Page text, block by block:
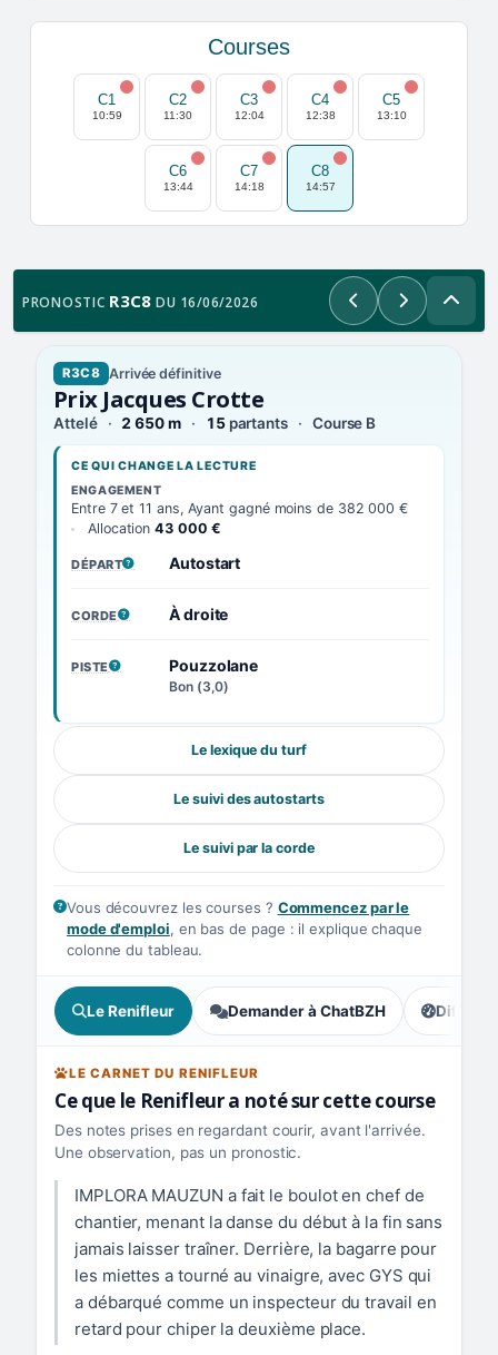
Courses
C1
10:59
C2
11:30
C3
12:04
C4
12:38
C5
13:10
C6
13:44
C7
14:18
C8
14:57
PRONOSTIC R3C8 DU 16/06/2026 PrécédentSuivant
R3C8 Arrivée définitive
Prix Jacques Crotte
Attelé 2 650 m 15partants Course B
CE QUI CHANGE LA LECTURE
ENGAGEMENT
Entre 7 et 11 ans, Ayant gagné moins de 382 000 €
Allocation43 000 €
DÉPART
, VOIR LA DÉFINITIONAutostart
CORDE
, VOIR LA DÉFINITION
À droite
PISTE
, VOIR LA DÉFINITIONPouzzolane
Bon (3,0)
Le lexique du turf
Le suivi des autostarts
Le suivi par la corde
Vous découvrez les courses ? Commencez par le
mode d'emploi, en bas de page : il explique chaque
colonne du tableau.
Le Renifleur Demander à ChatBZH ,
LE CARNET DU RENIFLEUR
Ce que le Renifleur a noté sur cette course
Des notes prises en regardant courir, avant l'arrivée.
Une observation, pas un pronostic.
IMPLORA MAUZUN a fait le boulot en chef de
chantier, menant la danse du début à la fin sans
jamais laisser traîner. Derrière, la bagarre pour
les miettes a tourné au vinaigre, avec GYS qui
a débarqué comme un inspecteur du travail en
retard pour chiper la deuxième place.